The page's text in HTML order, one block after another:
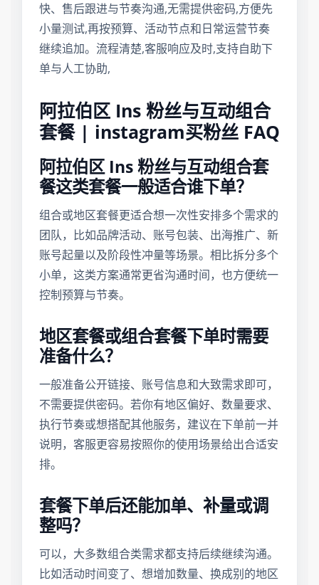
快、售后跟进与节奏沟通,无需提供密码,方便先
小量测试,再按预算、活动节点和日常运营节奏
继续追加。流程清楚,客服响应及时,支持自助下
单与人工协助,
阿拉伯区 Ins 粉丝与互动组合
套餐 | instagram买粉丝 FAQ
阿拉伯区 Ins 粉丝与互动组合套
餐这类套餐一般适合谁下单？
组合或地区套餐更适合想一次性安排多个需求的
团队，比如品牌活动、账号包装、出海推广、新
账号起量以及阶段性冲量等场景。相比拆分多个
小单，这类方案通常更省沟通时间，也方便统一
控制预算与节奏。
地区套餐或组合套餐下单时需要
准备什么？
一般准备公开链接、账号信息和大致需求即可，
不需要提供密码。若你有地区偏好、数量要求、
执行节奏或想搭配其他服务，建议在下单前一并
说明，客服更容易按照你的使用场景给出合适安
排。
套餐下单后还能加单、补量或调
整吗？
可以，大多数组合类需求都支持后续继续沟通。
比如活动时间变了、想增加数量、换成别的地区